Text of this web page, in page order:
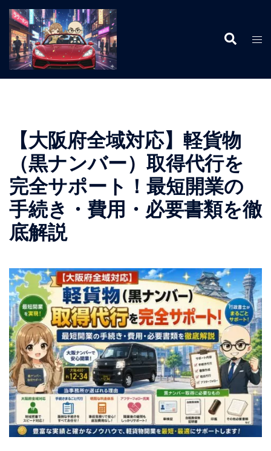
検
索
ト
【大阪府全域対応】軽貨物
（黒ナンバー）取得代行を
完全サポート！最短開業の
手続き・費用・必要書類を徹
底解説